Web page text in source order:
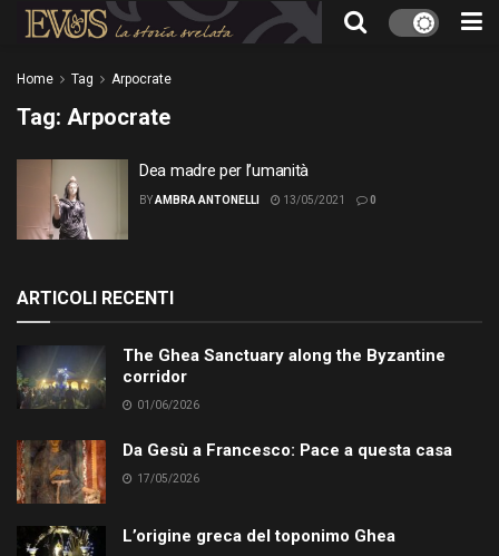
Home Tag Arpocrate
Tag: Arpocrate
Dea madre per l’umanità
BYAMBRA ANTONELLI 13/05/2021 0
ARTICOLI RECENTI
The Ghea Sanctuary along the Byzantine
corridor
01/06/2026
Da Gesù a Francesco: Pace a questa casa
17/05/2026
L’origine greca del toponimo Ghea